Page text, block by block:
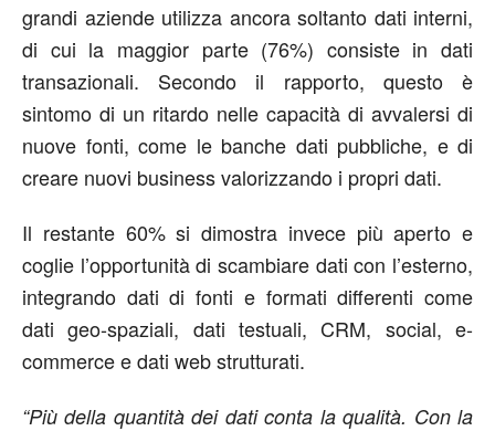
grandi aziende utilizza ancora soltanto dati interni,
di cui la maggior parte (76%) consiste in dati
transazionali. Secondo il rapporto, questo è
sintomo di un ritardo nelle capacità di avvalersi di
nuove fonti, come le banche dati pubbliche, e di
creare nuovi business valorizzando i propri dati.
Il restante 60% si dimostra invece più aperto e
coglie l’opportunità di scambiare dati con l’esterno,
integrando dati di fonti e formati differenti come
dati geo-spaziali, dati testuali, CRM, social, e-
commerce e dati web strutturati.
“Più della quantità dei dati conta la qualità. Con la